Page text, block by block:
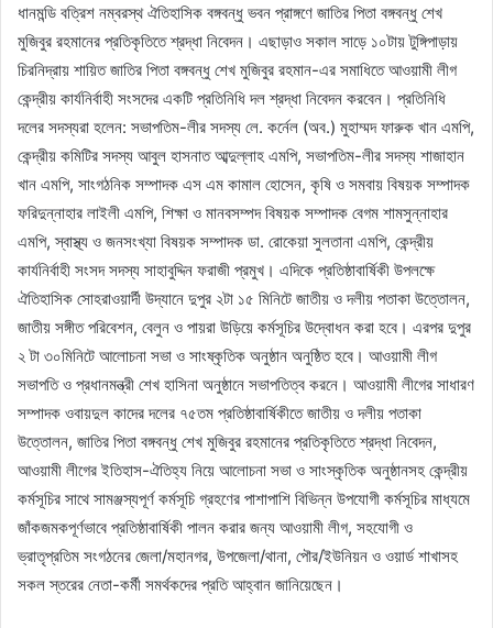
ধানমন্ডি বত্রিশ নম্বরস্থ ঐতিহাসিক বঙ্গবন্ধু ভবন প্রাঙ্গণে জাতির পিতা বঙ্গবন্ধু শেখ
মুজিবুর রহমানের প্রতিকৃতিতে শ্রদ্ধা নিবেদন। এছাড়াও সকাল সাড়ে ১০টায় টুঙ্গিপাড়ায়
চিরনিদ্রায় শায়িত জাতির পিতা বঙ্গবন্ধু শেখ মুজিবুর রহমান-এর সমাধিতে আওয়ামী লীগ
কেন্দ্রীয় কার্যনির্বাহী সংসদের একটি প্রতিনিধি দল শ্রদ্ধা নিবেদন করবেন। প্রতিনিধি
দলের সদস্যরা হলেন: সভাপতিম-লীর সদস্য লে. কর্নেল (অব.) মুহাম্মদ ফারুক খান এমপি,
কেন্দ্রীয় কমিটির সদস্য আবুল হাসনাত আব্দুল্লাহ এমপি, সভাপতিম-লীর সদস্য শাজাহান
খান এমপি, সাংগঠনিক সম্পাদক এস এম কামাল হোসেন, কৃষি ও সমবায় বিষয়ক সম্পাদক
ফরিদুন্নাহার লাইলী এমপি, শিক্ষা ও মানবসম্পদ বিষয়ক সম্পাদক বেগম শামসুন্নাহার
এমপি, স্বাস্থ্য ও জনসংখ্যা বিষয়ক সম্পাদক ডা. রোকেয়া সুলতানা এমপি, কেন্দ্রীয়
কার্যনির্বাহী সংসদ সদস্য সাহাবুদ্দিন ফরাজী প্রমুখ। এদিকে প্রতিষ্ঠাবার্ষিকী উপলক্ষে
ঐতিহাসিক সোহরাওয়ার্দী উদ্যানে দুপুর ২টা ১৫ মিনিটে জাতীয় ও দলীয় পতাকা উত্তোলন,
জাতীয় সঙ্গীত পরিবেশন, বেলুন ও পায়রা উড়িয়ে কর্মসূচির উদ্বোধন করা হবে। এরপর দুপুর
২ টা ৩০মিনিটে আলোচনা সভা ও সাংষ্কৃতিক অনুষ্ঠান অনুষ্ঠিত হবে। আওয়ামী লীগ
সভাপতি ও প্রধানমন্ত্রী শেখ হাসিনা অনুষ্ঠানে সভাপতিত্ব করনে। আওয়ামী লীগের সাধারণ
সম্পাদক ওবায়দুল কাদের দলের ৭৫তম প্রতিষ্ঠাবার্ষিকীতে জাতীয় ও দলীয় পতাকা
উত্তোলন, জাতির পিতা বঙ্গবন্ধু শেখ মুজিবুর রহমানের প্রতিকৃতিতে শ্রদ্ধা নিবেদন,
আওয়ামী লীগের ইতিহাস-ঐতিহ্য নিয়ে আলোচনা সভা ও সাংস্কৃতিক অনুষ্ঠানসহ কেন্দ্রীয়
কর্মসূচির সাথে সামঞ্জস্যপূর্ণ কর্মসূচি গ্রহণের পাশাপাশি বিভিন্ন উপযোগী কর্মসূচির মাধ্যমে
জাঁকজমকপূর্ণভাবে প্রতিষ্ঠাবার্ষিকী পালন করার জন্য আওয়ামী লীগ, সহযোগী ও
ভ্রাতৃপ্রতিম সংগঠনের জেলা/মহানগর, উপজেলা/থানা, পৌর/ইউনিয়ন ও ওয়ার্ড শাখাসহ
সকল স্তরের নেতা-কর্মী সমর্থকদের প্রতি আহ্বান জানিয়েছেন।